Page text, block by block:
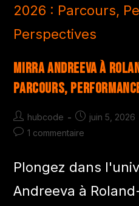
Mirra Andreeva à
Parcours,
hubcode juin 5, 2026
1 commentaire
Plongez dans
Andreeva à